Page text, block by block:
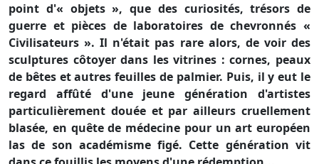
point d'« objets », que des curiosités, trésors de
guerre et pièces de laboratoires de chevronnés «
Civilisateurs ». Il n'était pas rare alors, de voir des
sculptures côtoyer dans les vitrines : cornes, peaux
de bêtes et autres feuilles de palmier. Puis, il y eut le
regard affûté d'une jeune génération d'artistes
particulièrement douée et par ailleurs cruellement
blasée, en quête de médecine pour un art européen
las de son académisme figé. Cette génération vit